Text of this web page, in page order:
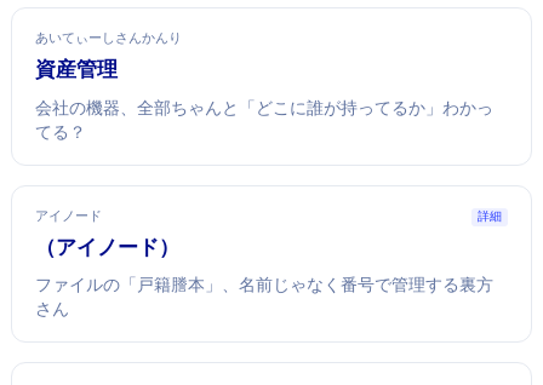
あいてぃーしさんかんり
IT資産管理
会社のIT機器、全部ちゃんと「どこに誰が持ってるか」わかっ
てる？
アイノード 詳細
inode（アイノード）
ファイルの「戸籍謄本」、名前じゃなく番号で管理する裏方
さん